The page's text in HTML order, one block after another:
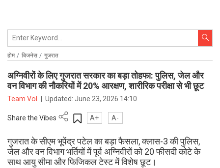
होम बिजनेस गुजरात
अग्निवीरों के लिए गुजरात सरकार का बड़ा तोहफा: पुलिस, जेल और
वन विभाग की नौकरियों में 20% आरक्षण, शारीरिक परीक्षा से भी छूट
Team VoI Updated:June 23, 2026 14:10
Share the Vibes A+ A-
गुजरात के सीएम भूपेंद्र पटेल का बड़ा फैसला, क्लास-3 की पुलिस,
जेल और वन विभाग भर्तियों में पूर्व अग्निवीरों को 20 फीसदी कोटे के
साथ आयु सीमा और फिजिकल टेस्ट में विशेष छूट।